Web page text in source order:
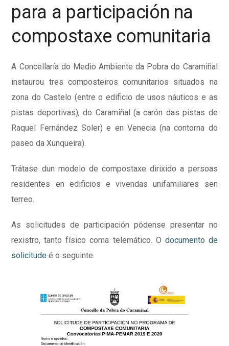
para a participación na
compostaxe comunitaria
A Concellaría do Medio Ambiente da Pobra do Caramiñal
instaurou tres composteiros comunitarios situados na
zona do Castelo (entre o edificio de usos náuticos e as
pistas deportivas), do Caramiñal (a carón das pistas de
Raquel Fernández Soler) e en Venecia (na contorna do
paseo da Xunqueira).
Trátase dun modelo de compostaxe dirixido a persoas
residentes en edificios e vivendas unifamiliares sen
terreo.
As solicitudes de participación pódense presentar no
rexistro, tanto físico coma telemático. O documento de
solicitude é o seguinte.